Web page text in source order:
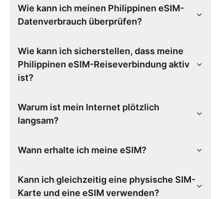
Wie kann ich meinen Philippinen eSIM-
Datenverbrauch überprüfen?
Wie kann ich sicherstellen, dass meine
Philippinen eSIM-Reiseverbindung aktiv
ist?
Warum ist mein Internet plötzlich
langsam?
Wann erhalte ich meine eSIM?
Kann ich gleichzeitig eine physische SIM-
Karte und eine eSIM verwenden?